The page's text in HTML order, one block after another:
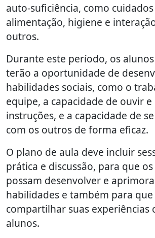
auto-suficiência, como cuidados
alimentação, higiene e
outros.
Durante este período, os
terão a oportunidade de
habilidades sociais, como o
equipe, a capacidade de ouvir
instruções, e a capacidade de
com os outros de forma eficaz.
O plano de aula deve incluir
prática e discussão, para que
possam desenvolver e
habilidades e também para que
compartilhar suas experiências
alunos.